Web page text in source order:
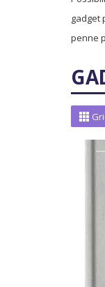
gadget
penne